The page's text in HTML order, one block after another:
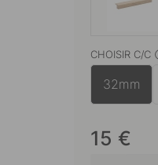
CHOISIR C/C
32mm
15 €